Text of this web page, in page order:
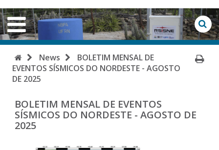
Canais
Open
Menu
HomeNews
BOLETIM MENSAL DE
EVENTOS SÍSMICOS DO NORDESTE - AGOSTO
DE 2025
BOLETIM MENSAL DE EVENTOS
SÍSMICOS DO NORDESTE - AGOSTO DE
2025